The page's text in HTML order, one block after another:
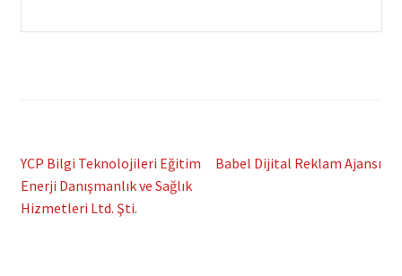
Post
navigation
Previous
post:
YCP Bilgi Teknolojileri Eğitim
Enerji Danışmanlık ve Sağlık
Hizmetleri Ltd. Şti.
Next
Babel Dijital Reklam Ajansı